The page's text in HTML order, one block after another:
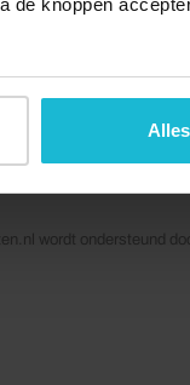
de knoppen
wordt ondersteund